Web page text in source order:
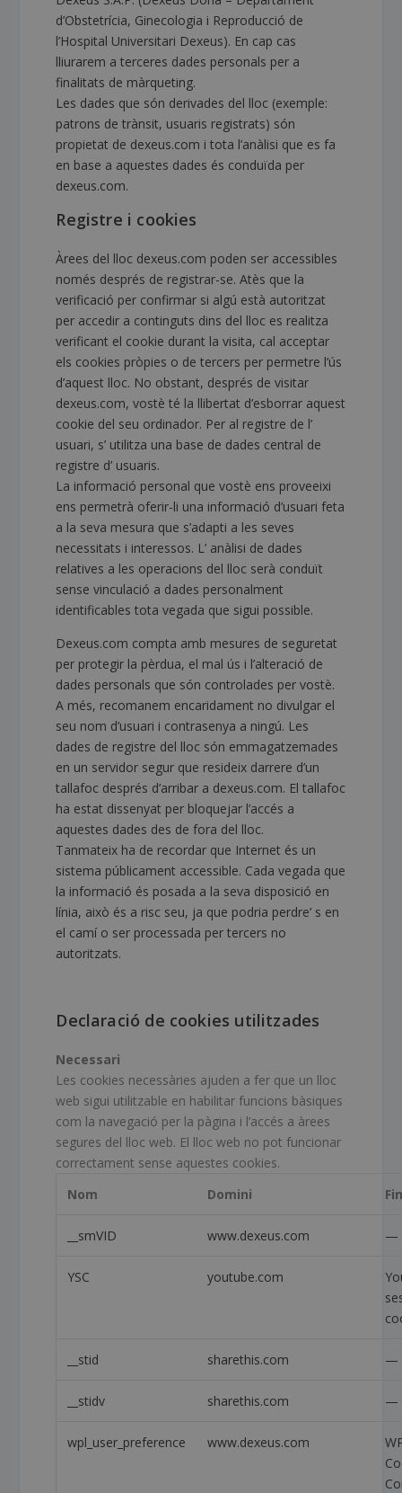
d’Obstetrícia, Ginecologia i Reproducció de
l’Hospital Universitari Dexeus). En cap cas
lliurarem a terceres dades personals per a
finalitats de màrqueting.
Les dades que són derivades del lloc (exemple:
patrons de trànsit, usuaris registrats) són
propietat de dexeus.com i tota l’anàlisi que es fa
en base a aquestes dades és conduïda per
dexeus.com.
Registre i cookies
Àrees del lloc dexeus.com poden ser accessibles
només després de registrar-se. Atès que la
verificació per confirmar si algú està autoritzat
per accedir a continguts dins del lloc es realitza
verificant el cookie durant la visita, cal acceptar
els cookies pròpies o de tercers per permetre l’ús
d’aquest lloc. No obstant, després de visitar
dexeus.com, vostè té la llibertat d’esborrar aquest
cookie del seu ordinador. Per al registre de l’
usuari, s’ utilitza una base de dades central de
registre d’ usuaris.
La informació personal que vostè ens proveeixi
ens permetrà oferir-li una informació d’usuari feta
a la seva mesura que s’adapti a les seves
necessitats i interessos. L’ anàlisi de dades
relatives a les operacions del lloc serà conduït
sense vinculació a dades personalment
identificables tota vegada que sigui possible.
Dexeus.com compta amb mesures de seguretat
per protegir la pèrdua, el mal ús i l’alteració de
dades personals que són controlades per vostè.
A més, recomanem encaridament no divulgar el
seu nom d’usuari i contrasenya a ningú. Les
dades de registre del lloc són emmagatzemades
en un servidor segur que resideix darrere d’un
tallafoc després d’arribar a dexeus.com. El tallafoc
ha estat dissenyat per bloquejar l’accés a
aquestes dades des de fora del lloc.
Tanmateix ha de recordar que Internet és un
sistema públicament accessible. Cada vegada que
la informació és posada a la seva disposició en
línia, això és a risc seu, ja que podria perdre’ s en
el camí o ser processada per tercers no
autoritzats.
Declaració de cookies utilitzades
Necessari
Les cookies necessàries ajuden a fer que un lloc
web sigui utilitzable en habilitar funcions bàsiques
com la navegació per la pàgina i l’accés a àrees
segures del lloc web. El lloc web no pot funcionar
correctament sense aquestes cookies.
Nom
Domini
__smVID www.dexeus.com —
YSC youtube.com
__stid sharethis.com —
__stidv sharethis.com —
wpl_user_preference www.dexeus.com